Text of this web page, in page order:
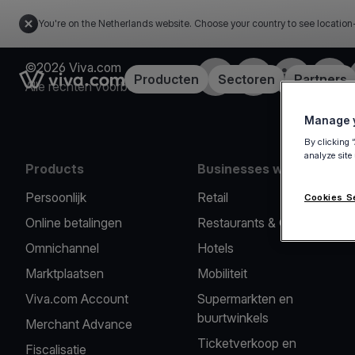
You're on the Netherlands website. Choose your country to see
Link to the homepageProducten Sectoren Partners
©2026 Viva.com
Alle rechten voorbehouden
FacebookTwitterLinkedIn
Products
Persoonlijk
Online betalingen
Omnichannel
Marktplaatsen
Viva.com Account
Merchant Advance
Fiscalisatie
Businesses we serve
Retail
Restaurants & Cafés
Hotels
Mobiliteit
Supermarkten en
buurtwinkels
Ticketverkoop en
Manage
By clicking
analyze
Cookies